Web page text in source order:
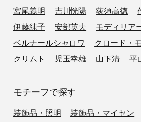
宮尾義明
吉川恍陽 荻須高徳
伊藤純子
安部英夫
モディリア
ベルナールシャロワ
クロード・
クリムト
児玉幸雄 山下清 平
モチーフで探す
装飾品・照明 装飾品・マイセン